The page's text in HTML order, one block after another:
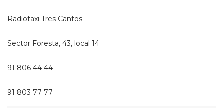
Radiotaxi Tres Cantos
Sector Foresta, 43, local 14
91 806 44 44
91 803 77 77